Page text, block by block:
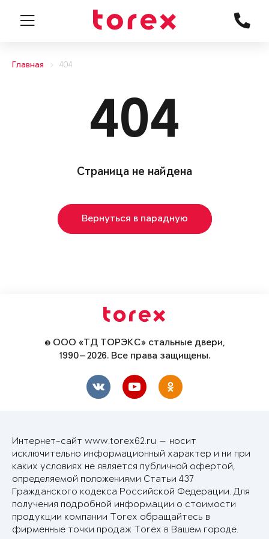
Главная 404
404
Страница не найдена
Вернуться в парадную
© ООО «ТД ТОРЭКС» стальные двери,
1990—2026. Все права защищены.
Интернет-сайт www.torex62.ru — носит
исключительно информационный характер и ни при
каких условиях не является публичной офертой,
определяемой положениями Статьи 437
Гражданского кодекса Российской Федерации. Для
получения подробной информации о стоимости
продукции компании Torex обращайтесь в
фирменные точки продаж Torex в Вашем городе.